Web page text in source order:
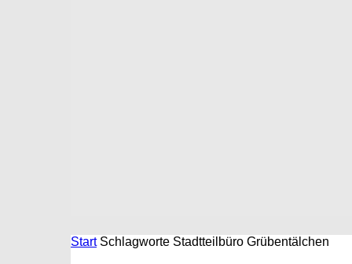
Start Schlagworte Stadtteilbüro Grübentälchen